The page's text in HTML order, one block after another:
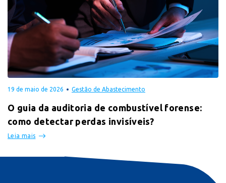
19 de maio de 2026 Gestão de Abastecimento
O guia da auditoria de combustível forense:
como detectar perdas invisíveis?
Leia mais